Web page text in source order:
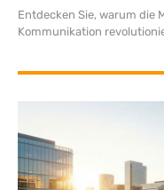
Entdecken Sie, warum die
Kommunikation